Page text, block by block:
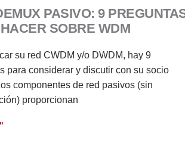
PASIVO: 9
SOBRE WDM
su red CWDM y/o DWDM, hay 9
para considerar y discutir con su socio
componentes de red pasivos (sin
proporcionan